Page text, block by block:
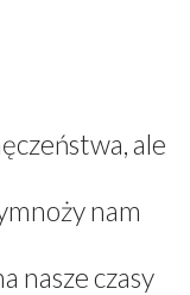
ale
nam
nasze czasy